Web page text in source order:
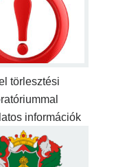
törlesztési
információk